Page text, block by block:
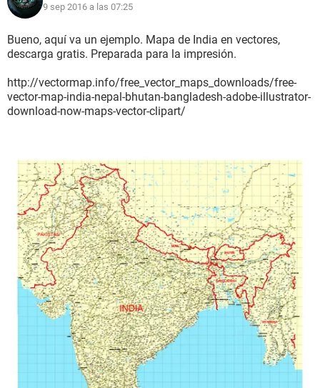
9 sep 2016 a las 07:25
Bueno, aquí va un ejemplo. Mapa de India en vectores,
descarga gratis. Preparada para la impresión.
http://vectormap.info/free_vector_maps_downloads/free-
vector-map-india-nepal-bhutan-bangladesh-adobe-illustrator-
download-now-maps-vector-clipart/